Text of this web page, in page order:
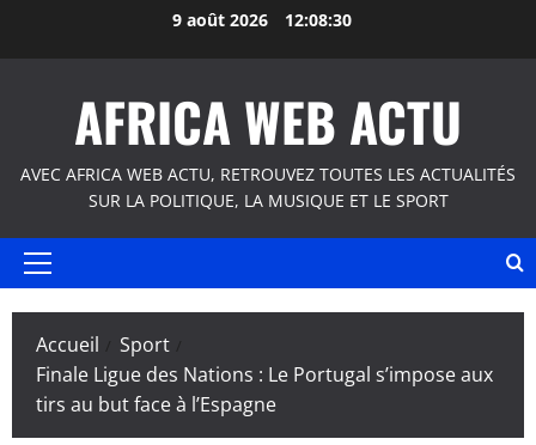
9 août 2026 12:08:31
AFRICA WEB ACTU
AVEC AFRICA WEB ACTU, RETROUVEZ TOUTES LES ACTUALITÉS
SUR LA POLITIQUE, LA MUSIQUE ET LE SPORT
Menu
Accueil
Sport
Finale Ligue des Nations : Le Portugal s’impose aux
tirs au but face à l’Espagne